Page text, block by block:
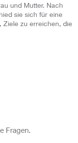
und Mutter. Nach
sie sich für eine
Ziele zu erreichen, die
Fragen.